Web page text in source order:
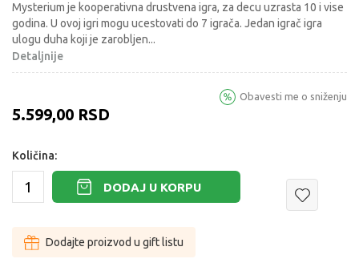
Mysterium je kooperativna drustvena igra, za decu uzrasta 10 i vise
godina. U ovoj igri mogu ucestovati do 7 igrača. Jedan igrač igra
ulogu duha koji je zarobljen...
Detaljnije
5.599,00 RSD
Obavesti me o sniženju
Količina:
DODAJ U KORPU
Dodajte proizvod u gift listu